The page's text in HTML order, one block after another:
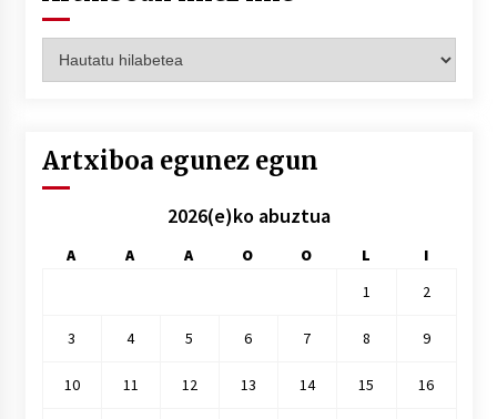
hilez
Artxiboa egunez egun
2026(e)ko abuztua
A A A O O L
I
1
2
3 4 5 6 7 8 9
10 11 12 13 14 15 16